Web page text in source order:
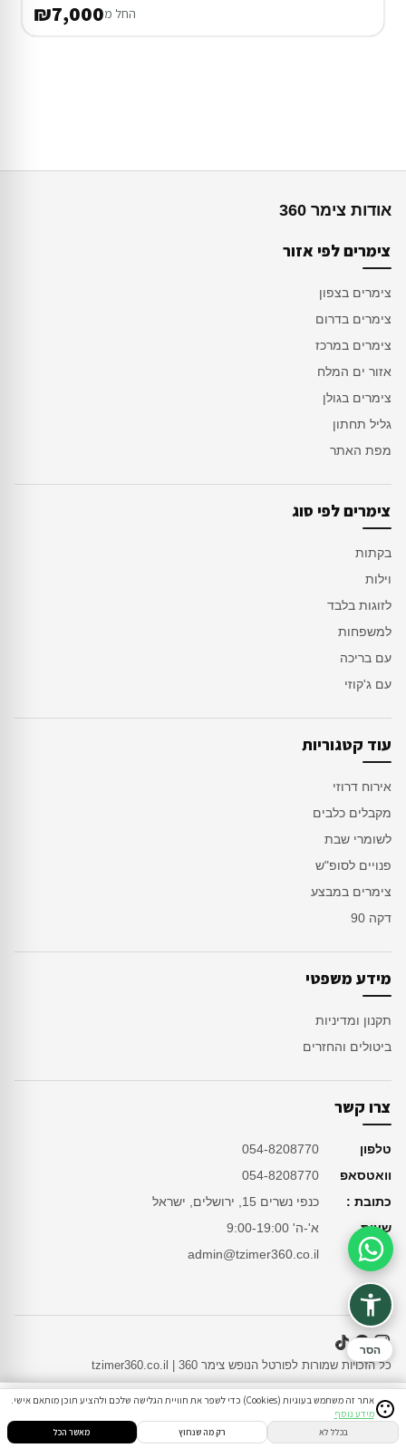
1
הזמנות הודעות התחבר
החל מ₪7,000
אודות צימר 360
צימרים לפי אזור
צימרים בצפון
צימרים בדרום
צימרים במרכז
אזור ים המלח
צימרים בגולן
גליל תחתון
מפת האתר
צימרים לפי סוג
בקתות
וילות
לזוגות בלבד
למשפחות
עם בריכה
עם ג'קוזי
עוד קטגוריות
אירוח דרוזי
מקבלים כלבים
לשומרי שבת
פנויים לסופ"ש
צימרים במבצע
דקה 90
מידע משפטי
תקנון ומדיניות
ביטולים והחזרים
צרו קשר
טלפון
054-8208770
וואטסאפ
054-8208770
כתובת :
כנפי נשרים 15, ירושלים, ישראל
שעות
א'-ה' 9:00-19:00
מייל
admin@tzimer360.co.il
כל הזכויות שמורות לפורטל הנופש צימר 360 | tzimer360.co.il
אתר זה משתמש בעוגיות (Cookies) כדי לשפר את חוויית הגלישה שלכם ולהציע תוכן מותאם אישי.
מידע נוסף
בכלל לא רק מה שנחוץ מאשר הכל
סיוע בהזמנה
הסר